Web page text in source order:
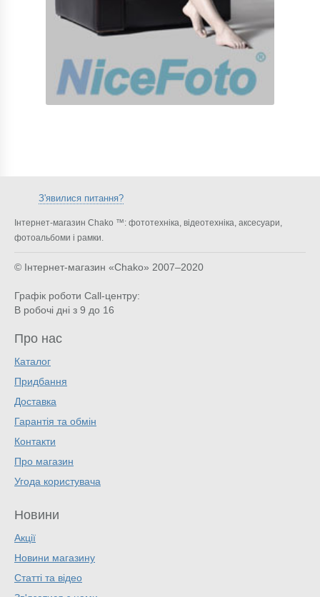
З'явилися питання?
Інтернет-магазин Chako ™: фототехніка, відеотехніка, аксесуари,
фотоальбоми і рамки.
© Інтернет-магазин «Chako» 2007–2020
Графік роботи Call-центру:
В робочі дні з 9 до 16
Про нас
Каталог
Придбання
Доставка
Гарантія та обмін
Контакти
Про магазин
Угода користувача
Новини
Акції
Новини магазину
Статті та відео